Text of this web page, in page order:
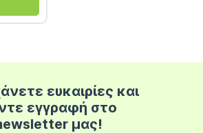
ευκαιρίες και
εγγραφή στο
μας!